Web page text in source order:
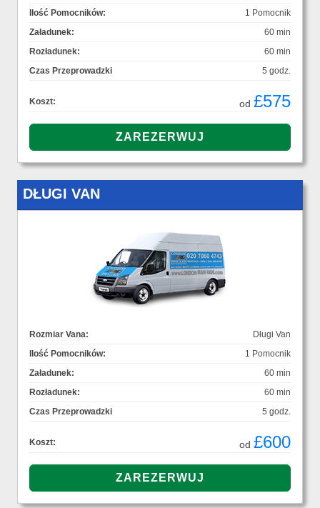
Ilość Pomocników:
1 Pomocnik
Załadunek:
60 min
Rozładunek:
60 min
Czas Przeprowadzki
5 godz.
Koszt: od £575
DŁUGI VAN
Rozmiar Vana:
Długi Van
Ilość Pomocników:
1 Pomocnik
Załadunek:
60 min
Rozładunek:
60 min
Czas Przeprowadzki
5 godz.
Koszt: od £600